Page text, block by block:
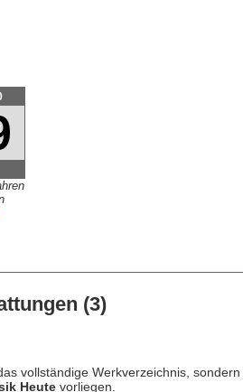
(3)
vollständige Werkverzeichnis,
Heutevorliegen.